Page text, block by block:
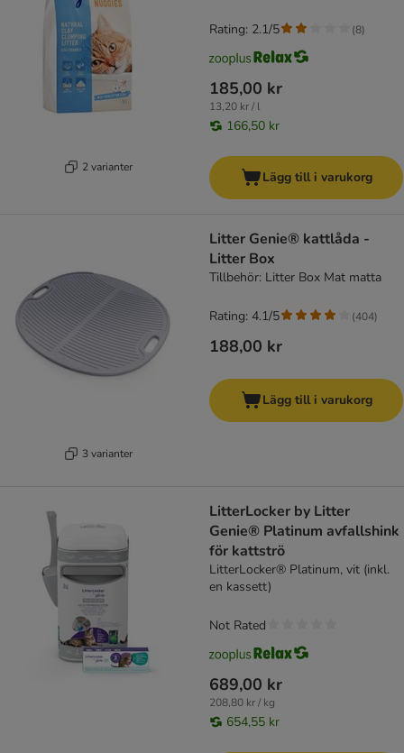
2 varianter
185,00 kr
13,20 kr / l
166,50 kr
Rating: 2.1/5 (8)
Lägg till i varukorg
3 varianter
Litter Genie® kattlåda -
Litter Box
Tillbehör: Litter Box Mat matta
188,00 kr
Rating: 4.1/5 (404)
Lägg till i varukorg
LitterLocker by Litter
Genie® Platinum avfallshink
för kattströ
LitterLocker® Platinum, vit (inkl.
en kassett)
689,00 kr
208,80 kr / kg
654,55 kr
Not Rated